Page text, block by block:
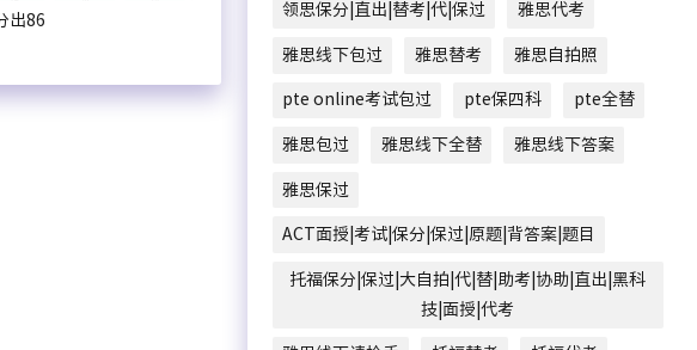
出86
领思保分|直出|替考|代|保过 雅思代考
雅思线下包过 雅思替考 雅思自拍照
pte online考试包过 pte保四科 pte全替
雅思包过 雅思线下全替 雅思线下答案
雅思保过
ACT面授|考试|保分|保过|原题|背答案|题目
托福保分|保过|大自拍|代|替|助考|协助|直出|黑科
技|面授|代考